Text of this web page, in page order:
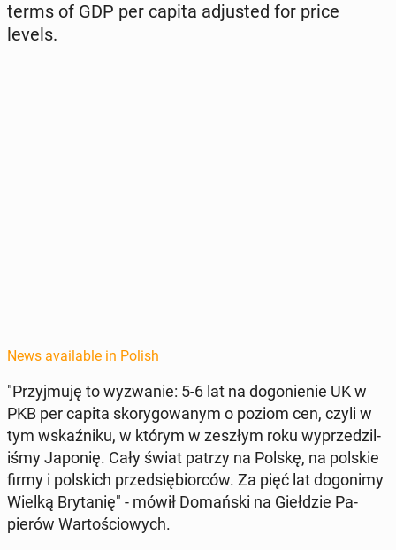
terms of GDP per capita ad­just­ed for price
levels.
News available in Polish
"Przyj­mu­ję to wyzwanie: 5-6 lat na do­go­nie­nie UK w
PKB per capita sko­ry­gowanym o poziom cen, czyli w
tym wskaźniku, w którym w zeszłym roku wyprzedzil­
iśmy Japonię. Cały świat patrzy na Polskę, na polskie
firmy i pol­s­kich przed­siębior­ców. Za pięć lat do­go­nimy
Wielką Bry­tanię" - mówił Do­mańs­ki na Giełdzie Pa­
pierów Wartoś­ciowych.